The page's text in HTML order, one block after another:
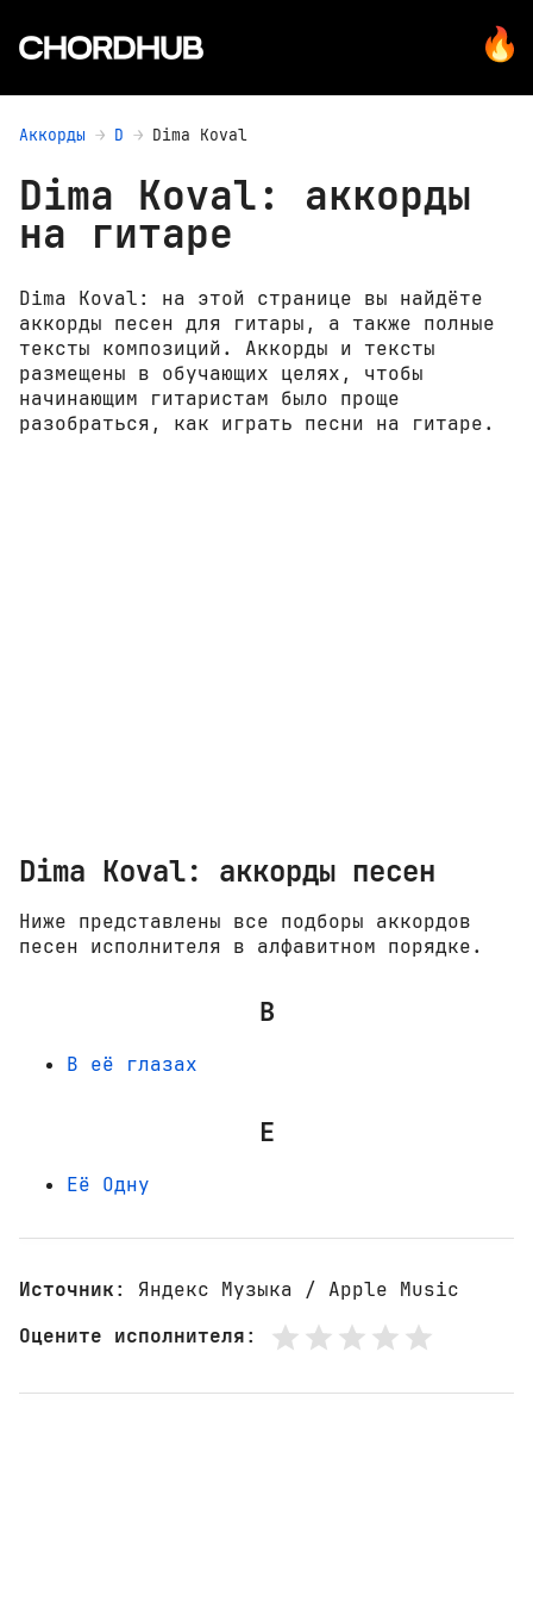
Аккорды D Dima Koval
Dima Koval: аккорды
на гитаре
Dima Koval: на этой странице вы найдёте
аккорды песен для гитары, а также полные
тексты композиций. Аккорды и тексты
размещены в обучающих целях, чтобы
начинающим гитаристам было проще
разобраться, как играть песни на гитаре.
Dima Koval: аккорды песен
Ниже представлены все подборы аккордов
песен исполнителя в алфавитном порядке.
В
В её глазах
Е
Её Одну
Источник: Яндекс Музыка / Apple Music
Оцените исполнителя: